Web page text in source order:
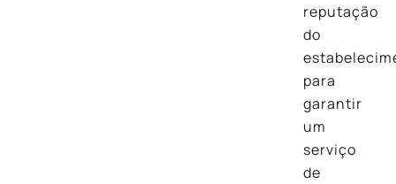
reputação
do
para
garantir
um
serviço
de